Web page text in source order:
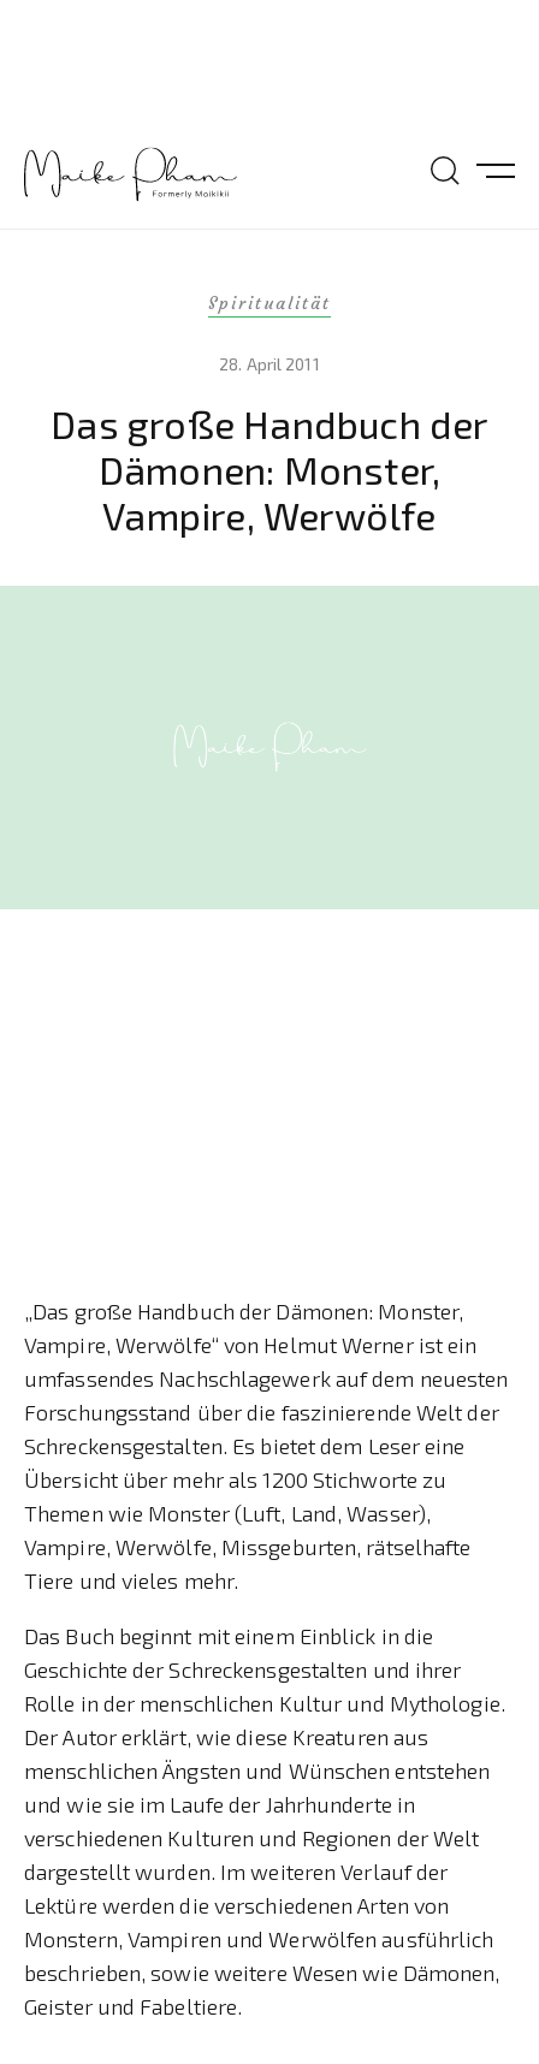
Spiritualität
28. April 2011
Das große Handbuch der
Dämonen: Monster,
Vampire, Werwölfe
„Das große Handbuch der Dämonen: Monster,
Vampire, Werwölfe“ von Helmut Werner ist ein
umfassendes Nachschlagewerk auf dem neuesten
Forschungsstand über die faszinierende Welt der
Schreckensgestalten. Es bietet dem Leser eine
Übersicht über mehr als 1200 Stichworte zu
Themen wie Monster (Luft, Land, Wasser),
Vampire, Werwölfe, Missgeburten, rätselhafte
Tiere und vieles mehr.
Das Buch beginnt mit einem Einblick in die
Geschichte der Schreckensgestalten und ihrer
Rolle in der menschlichen Kultur und Mythologie.
Der Autor erklärt, wie diese Kreaturen aus
menschlichen Ängsten und Wünschen entstehen
und wie sie im Laufe der Jahrhunderte in
verschiedenen Kulturen und Regionen der Welt
dargestellt wurden. Im weiteren Verlauf der
Lektüre werden die verschiedenen Arten von
Monstern, Vampiren und Werwölfen ausführlich
beschrieben, sowie weitere Wesen wie Dämonen,
Geister und Fabeltiere.